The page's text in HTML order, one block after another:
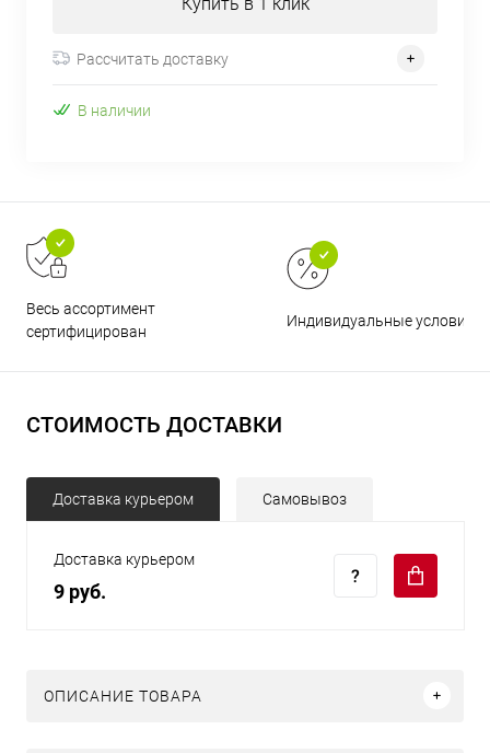
Рассчитать доставку
В наличии
Весь ассортимент
сертифицирован
Индивидуальные условия
СТОИМОСТЬ ДОСТАВКИ
Доставка курьером Самовывоз
Доставка курьером
9 руб.
ОПИСАНИЕ ТОВАРА